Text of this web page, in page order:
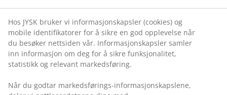
Hos JYSK bruker vi informasjonskapsler (cookies) og
mobile identifikatorer for å sikre en god opplevelse når
du besøker nettsiden vår. Informasjonskapsler samler
inn informasjon om deg for å sikre funksjonalitet,
statistikk og relevant markedsføring.
Når du godtar markedsførings-informasjonskapslene,